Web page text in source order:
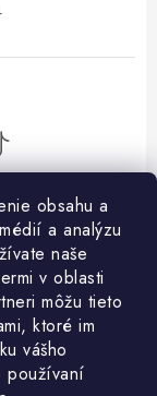
obsahu a
a analýzu
naše
v oblasti
môžu tieto
ktoré im
vášho
používaní